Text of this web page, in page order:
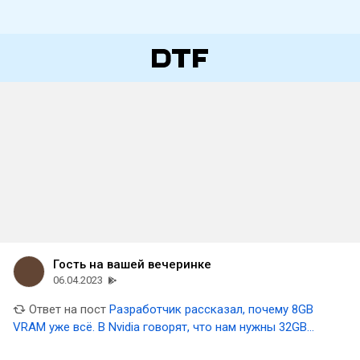
Гость на вашей вечеринке
06.04.2023
Ответ на пост Разработчик рассказал, почему 8GB
VRAM уже всё. В Nvidia говорят, что нам нужны 32GB